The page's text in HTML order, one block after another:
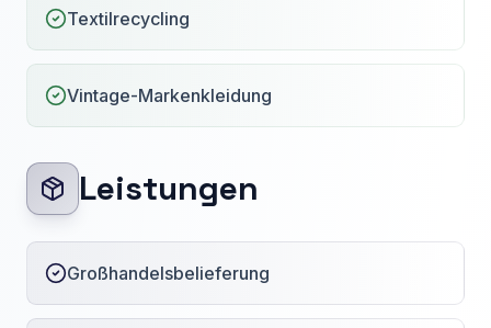
Textilrecycling
Vintage-Markenkleidung
Leistungen
Großhandelsbelieferung